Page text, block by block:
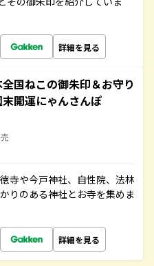
詳細を見る
国ねこの御朱印＆お守り
開運にゃんさんぽ
寺や今戸神社、自性院、法林
りのある神社とお寺を集めま
詳細を見る